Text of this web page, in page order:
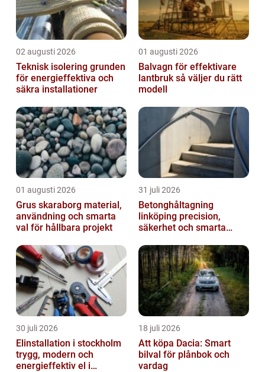
02 augusti 2026
Teknisk isolering grunden
för energieffektiva och
säkra installationer
01 augusti 2026
Balvagn för effektivare
lantbruk så väljer du rätt
modell
01 augusti 2026
Grus skaraborg material,
användning och smarta
val för hållbara projekt
31 juli 2026
Betonghåltagning
linköping precision,
säkerhet och smarta
30 juli 2026
Elinstallation i stockholm
trygg, modern och
energieffektiv el i
18 juli 2026
Att köpa Dacia: Smart
bilval för plånbok och
vardag